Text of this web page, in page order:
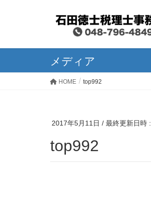
メディア
HOME top992
2017年5月11日 / 最終更新日時 :
top992